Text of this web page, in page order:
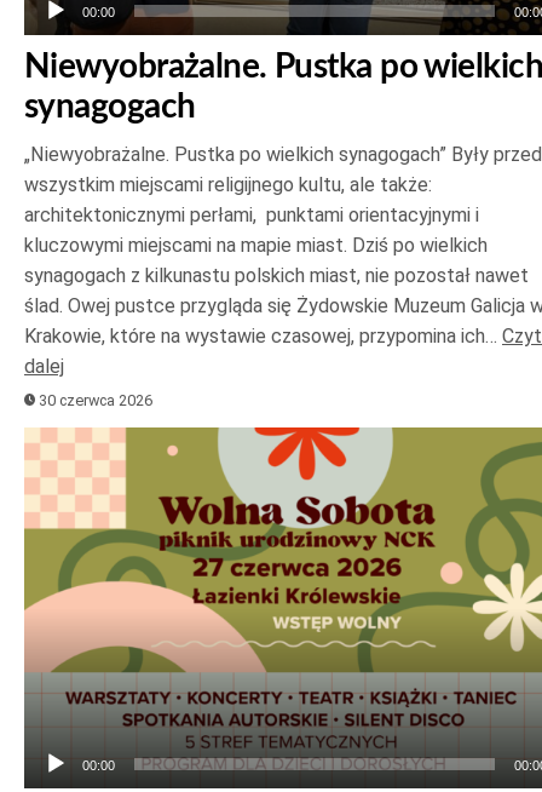
00:00
Niewyobrażalne. Pustka po wielkich
synagogach
„Niewyobrażalne. Pustka po wielkich synagogach” Były
wszystkim miejscami religijnego kultu, ale także:
architektonicznymi perłami, punktami orientacyjnymi i
kluczowymi miejscami na mapie miast. Dziś po wielkich
synagogach z kilkunastu polskich miast, nie pozostał nawet
ślad. Owej pustce przygląda się Żydowskie Muzeum Galicja
Krakowie, które na wystawie czasowej, przypomina ich…
dalej
30 czerwca 2026
Odtwarzacz
plików
dźwiękowych
00:00